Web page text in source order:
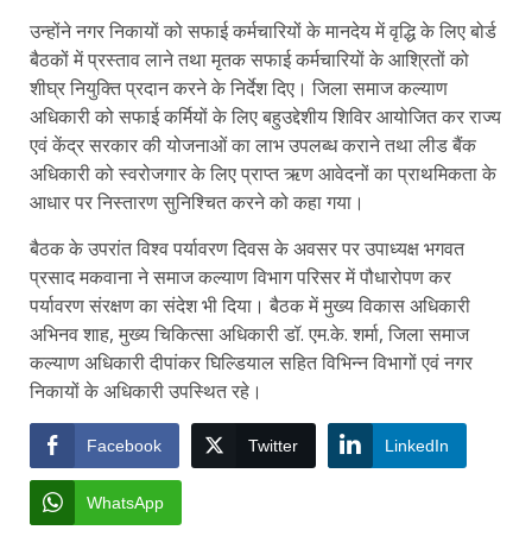
उन्होंने नगर निकायों को सफाई कर्मचारियों के मानदेय में वृद्धि के लिए बोर्ड
बैठकों में प्रस्ताव लाने तथा मृतक सफाई कर्मचारियों के आश्रितों को
शीघ्र नियुक्ति प्रदान करने के निर्देश दिए। जिला समाज कल्याण
अधिकारी को सफाई कर्मियों के लिए बहुउद्देशीय शिविर आयोजित कर राज्य
एवं केंद्र सरकार की योजनाओं का लाभ उपलब्ध कराने तथा लीड बैंक
अधिकारी को स्वरोजगार के लिए प्राप्त ऋण आवेदनों का प्राथमिकता के
आधार पर निस्तारण सुनिश्चित करने को कहा गया।
बैठक के उपरांत विश्व पर्यावरण दिवस के अवसर पर उपाध्यक्ष भगवत
प्रसाद मकवाना ने समाज कल्याण विभाग परिसर में पौधारोपण कर
पर्यावरण संरक्षण का संदेश भी दिया। बैठक में मुख्य विकास अधिकारी
अभिनव शाह, मुख्य चिकित्सा अधिकारी डॉ. एम.के. शर्मा, जिला समाज
कल्याण अधिकारी दीपांकर घिल्डियाल सहित विभिन्न विभागों एवं नगर
निकायों के अधिकारी उपस्थित रहे।
Facebook Twitter LinkedIn
WhatsApp